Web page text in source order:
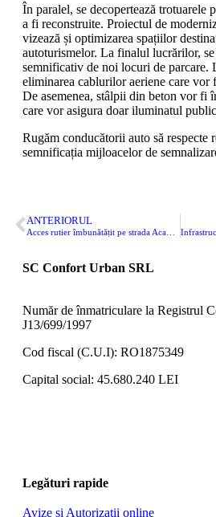
În paralel, se decopertează trotuarele
a fi reconstruite. Proiectul de
vizează și optimizarea spațiilor
autoturismelor. La finalul lucrărilor,
semnificativ de noi locuri de parcare.
eliminarea cablurilor aeriene care vor
De asemenea, stâlpii din beton vor fi
care vor asigura doar iluminatul
Rugăm conducătorii auto să respecte
semnificația mijloacelor de
ANTERIORUL
SC Confort Urban SRL
Număr de înmatriculare la Registrul
J13/699/1997
Cod fiscal (C.U.I): RO1875349
Capital social: 45.680.240 LEI
Legături rapide
Avize și Autorizații online